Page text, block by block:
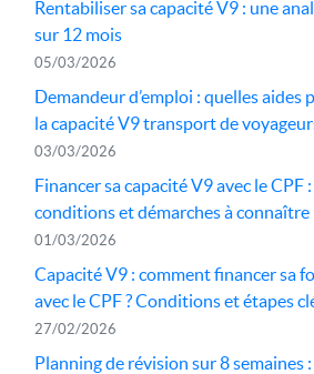
Rentabiliser sa capacité V9 : une
sur 12 mois
05/03/2026
Demandeur d’emploi : quelles aides
la capacité V9 transport de
03/03/2026
Financer sa capacité V9 avec le CPF
conditions et démarches à connaître
01/03/2026
Capacité V9 : comment financer sa
avec le CPF ? Conditions et étapes
27/02/2026
Planning de révision sur 8 semaines